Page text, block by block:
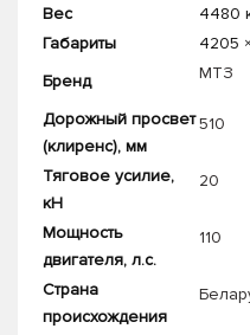
Вес
4480
Габариты
4205
Бренд
МТЗ
Дорожный просвет
(клиренс), мм
510
Тяговое усилие,
кН
20
Мощность
двигателя, л.с.
110
Страна
происхождения